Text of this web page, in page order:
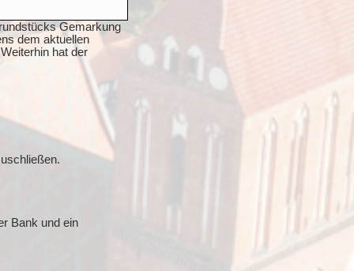
Gemarkung
dem aktuellen
hat der
Bank und ein